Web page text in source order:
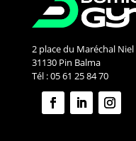
2 place du Maréchal Niel
31130 Pin Balma
Tél : 05 61 25 84 70